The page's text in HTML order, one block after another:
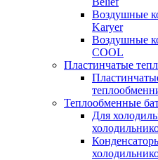
Воздушные
Karyer
Воздушные
COOL
Пластинчатые
Теплообменные
Для